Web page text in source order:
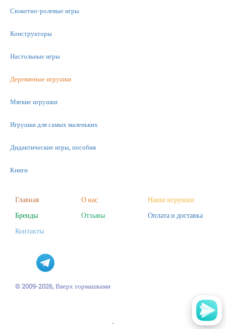
Сюжетно-ролевые игры
Конструкторы
Настольные игры
Деревянные игрушки
Мягкие игрушки
Игрушки для самых маленьких
Дидактические игры, пособия
Книги
Фигурки
Наборы для творчества
Пазлы
Главная О нас
Наши игрушки
Бренды
Отзывы
Оплата и доставка
Контакты
© 2009-2026, Вверх тормашками
'